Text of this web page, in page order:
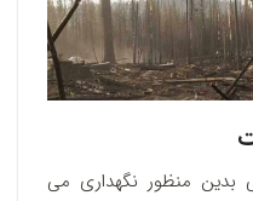
بدین منظور نگهداری می